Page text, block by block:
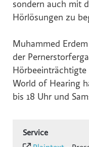
sondern auch mit
Hörlösungen zu
Muhammed
der
World of Hearing
bis 18 Uhr und
Service